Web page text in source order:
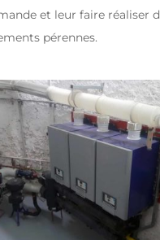
et leur faire réaliser
pérennes.